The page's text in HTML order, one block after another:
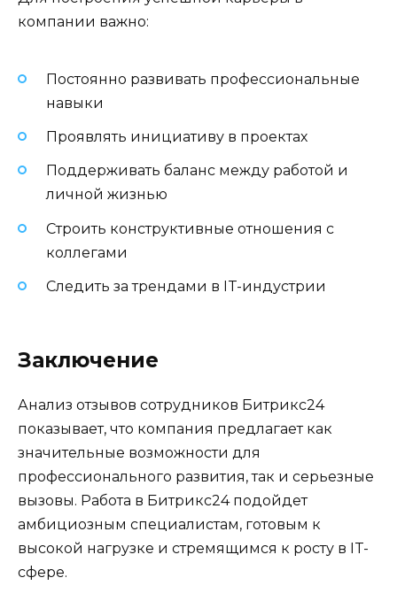
компании важно:
Постоянно развивать профессиональные
навыки
Проявлять инициативу в проектах
Поддерживать баланс между работой и
личной жизнью
Строить конструктивные отношения с
коллегами
Следить за трендами в IT-индустрии
Заключение
Анализ отзывов сотрудников Битрикс24
показывает, что компания предлагает как
значительные возможности для
профессионального развития, так и серьезные
вызовы. Работа в Битрикс24 подойдет
амбициозным специалистам, готовым к
высокой нагрузке и стремящимся к росту в IT-
сфере.